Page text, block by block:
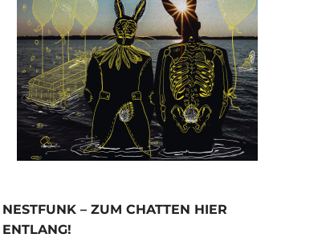
NESTFUNK – ZUM CHATTEN HIER
ENTLANG!